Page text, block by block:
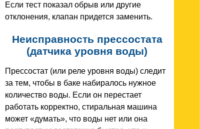
Если тест показал обрыв или другие
отклонения, клапан придется заменить.
Неисправность прессостата
(датчика уровня воды)
Прессостат (или реле уровня воды) следит
за тем, чтобы в баке набиралось нужное
количество воды. Если он перестает
работать корректно, стиральная машина
может «думать», что воды нет или она